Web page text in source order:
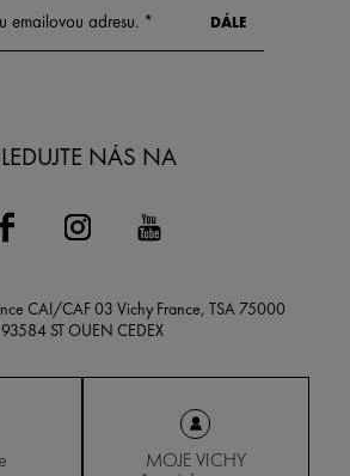
NÁS NA
CAI/CAF 03 Vichy France, TSA 75000
93584 ST OUEN CEDEX
MOJE VICHY